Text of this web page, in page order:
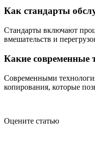
Как стандарты
Стандарты включают
вмешательств и
Какие современные
Современными
копирования, которые
Оцените статью